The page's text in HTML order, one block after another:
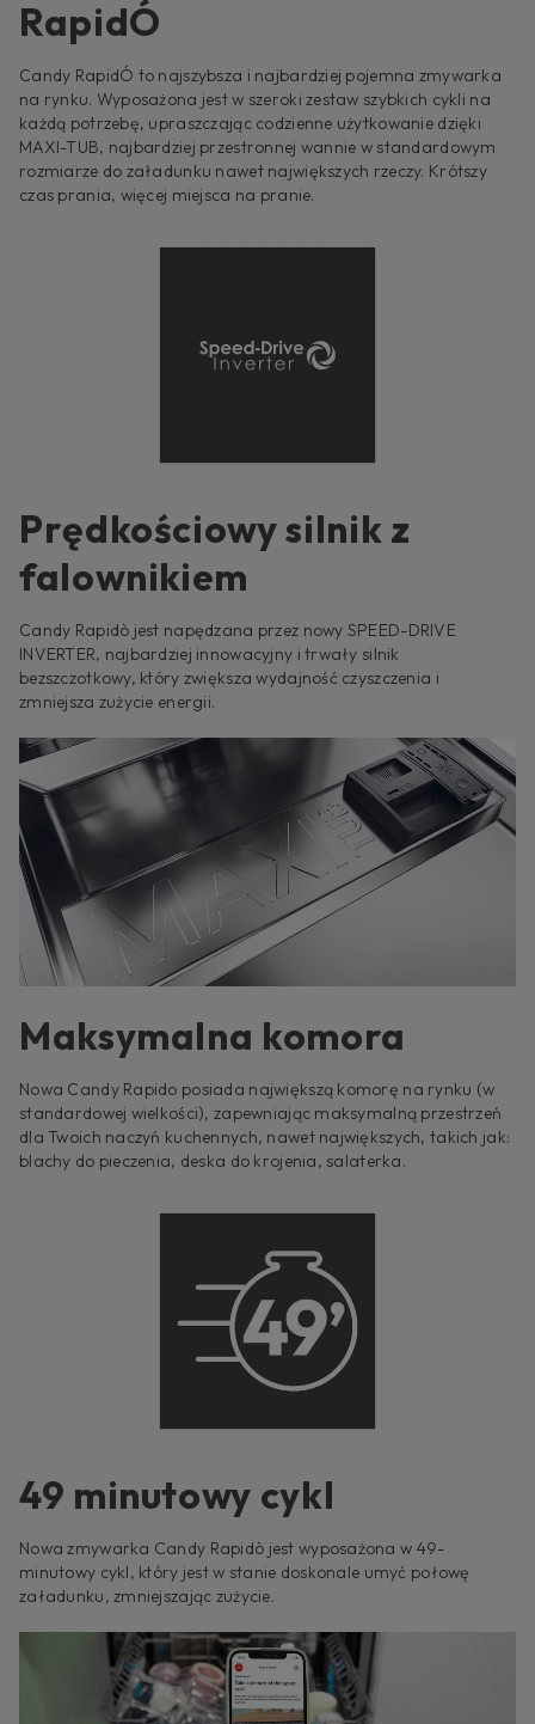
RapidÓ
Candy RapidÓ to najszybsza i najbardziej pojemna zmywarka
na rynku. Wyposażona jest w szeroki zestaw szybkich cykli na
każdą potrzebę, upraszczając codzienne użytkowanie dzięki
MAXI-TUB, najbardziej przestronnej wannie w standardowym
rozmiarze do załadunku nawet największych rzeczy. Krótszy
czas prania, więcej miejsca na pranie.
Prędkościowy silnik z
falownikiem
Candy Rapidò jest napędzana przez nowy SPEED-DRIVE
INVERTER, najbardziej innowacyjny i trwały silnik
bezszczotkowy, który zwiększa wydajność czyszczenia i
zmniejsza zużycie energii.
Maksymalna komora
Nowa Candy Rapido posiada największą komorę na rynku (w
standardowej wielkości), zapewniając maksymalną przestrzeń
dla Twoich naczyń kuchennych, nawet największych, takich jak:
blachy do pieczenia, deska do krojenia, salaterka.
49 minutowy cykl
Nowa zmywarka Candy Rapidò jest wyposażona w 49-
minutowy cykl, który jest w stanie doskonale umyć połowę
załadunku, zmniejszając zużycie.